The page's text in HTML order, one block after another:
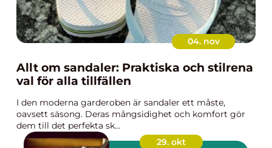
04. nov
Allt om sandaler: Praktiska och stilrena
val för alla tillfällen
I den moderna garderoben är sandaler ett måste,
oavsett säsong. Deras mångsidighet och komfort gör
dem till det perfekta sk...
29. okt